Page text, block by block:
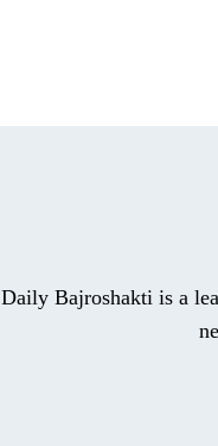
Daily Bajroshakti is a